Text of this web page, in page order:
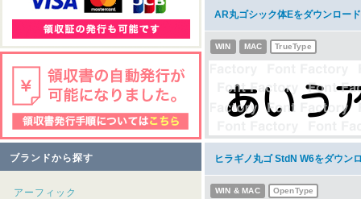
ブランドから探す
アーフィック
AR丸ゴシック体Eをダウンロード
WIN MAC TrueType
ヒラギノ丸ゴ StdN W6をダウン
WIN & MAC OpenType